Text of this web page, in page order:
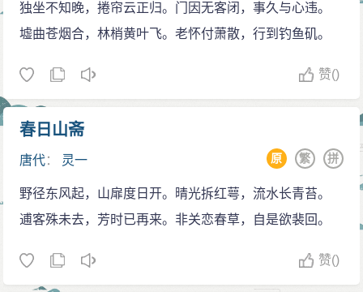
独坐不知晚，捲帘云正归。门因无客闭，事久与心违。
墟曲苍烟合，林梢黄叶飞。老怀付萧散，行到钓鱼矶。
赞()
春日山斋
唐代： 灵一 拼
繁
原
野径东风起，山扉度日开。晴光拆红萼，流水长青苔。
逋客殊未去，芳时已再来。非关恋春草，自是欲裴回。
赞()